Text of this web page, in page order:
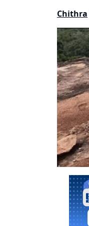
Chithra